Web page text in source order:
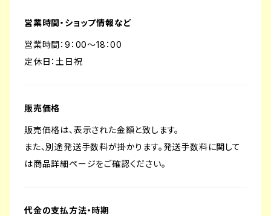
営業時間・ショップ情報など
営業時間：9：00～18：00
定休日：土日祝
販売価格
販売価格は、表示された金額と致します。
また、別途発送手数料が掛かります。発送手数料に関して
は商品詳細ページをご確認ください。
代金の支払方法・時期